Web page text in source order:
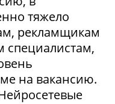
тяжело
рекламщикам
на вакансию.